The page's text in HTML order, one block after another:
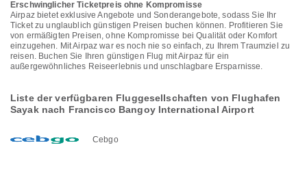
Erschwinglicher Ticketpreis ohne Kompromisse
Airpaz bietet exklusive Angebote und Sonderangebote, sodass Sie Ihr
Ticket zu unglaublich günstigen Preisen buchen können. Profitieren Sie
von ermäßigten Preisen, ohne Kompromisse bei Qualität oder Komfort
einzugehen. Mit Airpaz war es noch nie so einfach, zu Ihrem Traumziel zu
reisen. Buchen Sie Ihren günstigen Flug mit Airpaz für ein
außergewöhnliches Reiseerlebnis und unschlagbare Ersparnisse.
Liste der verfügbaren Fluggesellschaften von Flughafen
Sayak nach Francisco Bangoy International Airport
Cebgo